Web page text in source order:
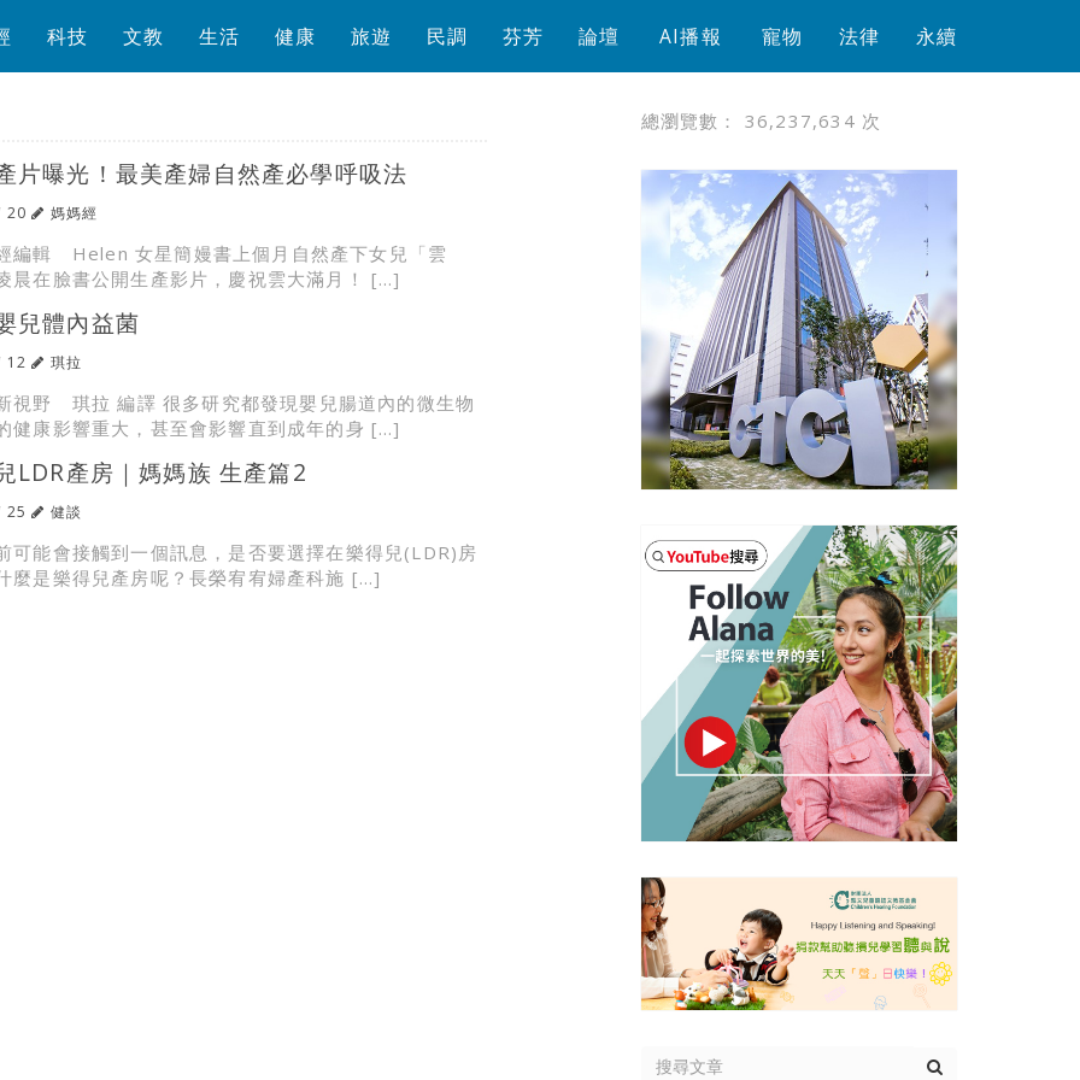
科技 文教 生活 健康 旅遊 民調 芬芳 論壇 AI播報 寵物 法律 永續
片曝光！最美產婦自然產必學呼吸法
20 媽媽經
編輯 Helen 女星簡嫚書上個月自然產下女兒「雲
晨在臉書公開生產影片，慶祝雲大滿月！ […]
兒體內益菌
12 琪拉
視野 琪拉 編譯 很多研究都發現嬰兒腸道內的微生物
健康影響重大，甚至會影響直到成年的身 […]
LDR產房｜媽媽族 生產篇2
25 健談
可能會接觸到一個訊息，是否要選擇在樂得兒(LDR)房
麼是樂得兒產房呢？長榮宥宥婦產科施 […]
總瀏覽數： 36,237,634 次